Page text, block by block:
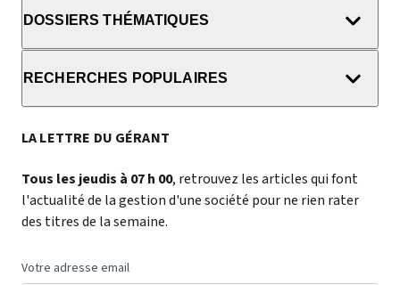
DOSSIERS THÉMATIQUES
RECHERCHES POPULAIRES
LA LETTRE DU GÉRANT
Tous les jeudis à 07 h 00, retrouvez les articles qui font
l'actualité de la gestion d'une société pour ne rien rater
des titres de la semaine.
Votre adresse email